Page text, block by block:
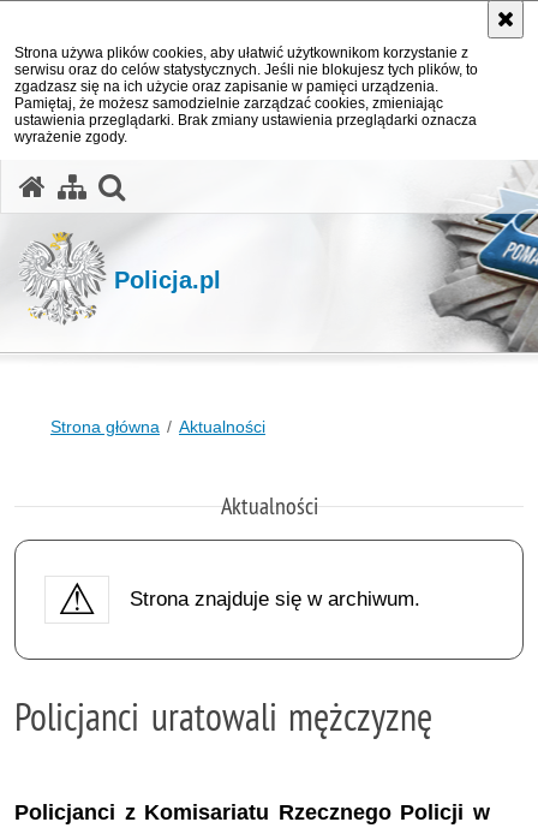
Strona używa plików cookies, aby ułatwić użytkownikom korzystanie z
serwisu oraz do celów statystycznych. Jeśli nie blokujesz tych plików, to
zgadzasz się na ich użycie oraz zapisanie w pamięci urządzenia.
Pamiętaj, że możesz samodzielnie zarządzać cookies, zmieniając
ustawienia przeglądarki. Brak zmiany ustawienia przeglądarki oznacza
wyrażenie zgody.
Policja.pl
Strona główna Aktualności
Aktualności
Strona znajduje się w archiwum.
Policjanci uratowali mężczyznę
Policjanci z Komisariatu Rzecznego Policji w